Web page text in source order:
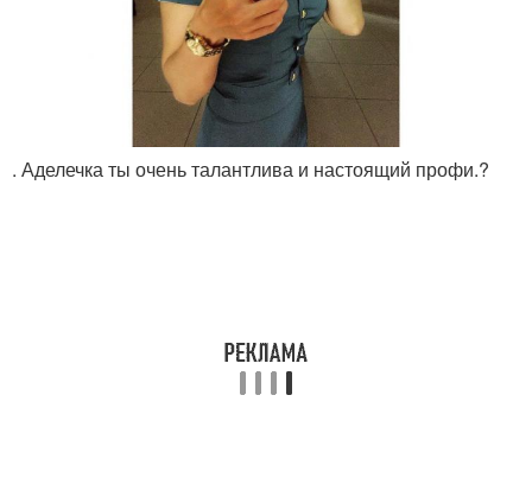
. Аделечка ты очень талантлива и настоящий профи.?